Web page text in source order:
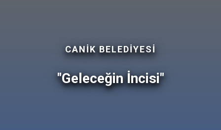
CANİK BELEDİYESİ
"Geleceğin İncisi"